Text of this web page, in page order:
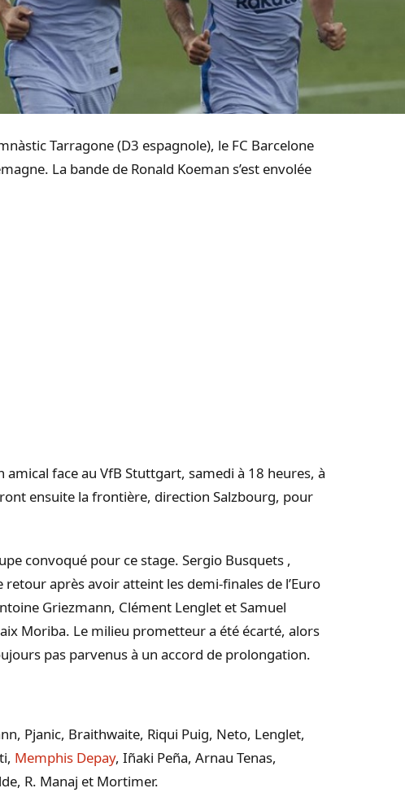
Tarragone (D3 espagnole), le FC Barcelone
La bande de Ronald Koeman s’est envolée
face au VfB Stuttgart, samedi à 18 heures, à
ensuite la frontière, direction Salzbourg, pour
convoqué pour ce stage. Sergio Busquets ,
après avoir atteint les demi-finales de l’Euro
Griezmann, Clément Lenglet et Samuel
Moriba. Le milieu prometteur a été écarté, alors
pas parvenus à un accord de prolongation.
Pjanic, Braithwaite, Riqui Puig, Neto, Lenglet,
Memphis Depay, Iñaki Peña, Arnau Tenas,
R. Manaj et Mortimer.